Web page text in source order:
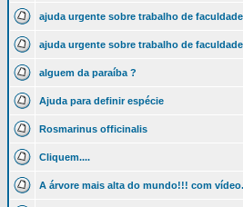
ajuda urgente sobre trabalho de faculdade
ajuda urgente sobre trabalho de faculdade
alguem da paraíba ?
Ajuda para definir espécie
Rosmarinus officinalis
Cliquem....
A árvore mais alta do mundo!!! com